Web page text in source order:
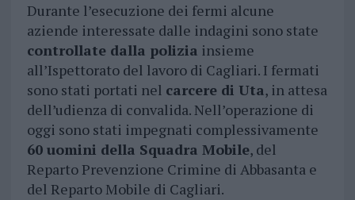
Durante l’esecuzione dei fermi alcune
aziende interessate dalle indagini sono state
controllate dalla polizia insieme
all’Ispettorato del lavoro di Cagliari. I fermati
sono stati portati nel carcere di Uta, in attesa
dell’udienza di convalida. Nell’operazione di
oggi sono stati impegnati complessivamente
60 uomini della Squadra Mobile, del
Reparto Prevenzione Crimine di Abbasanta e
del Reparto Mobile di Cagliari.